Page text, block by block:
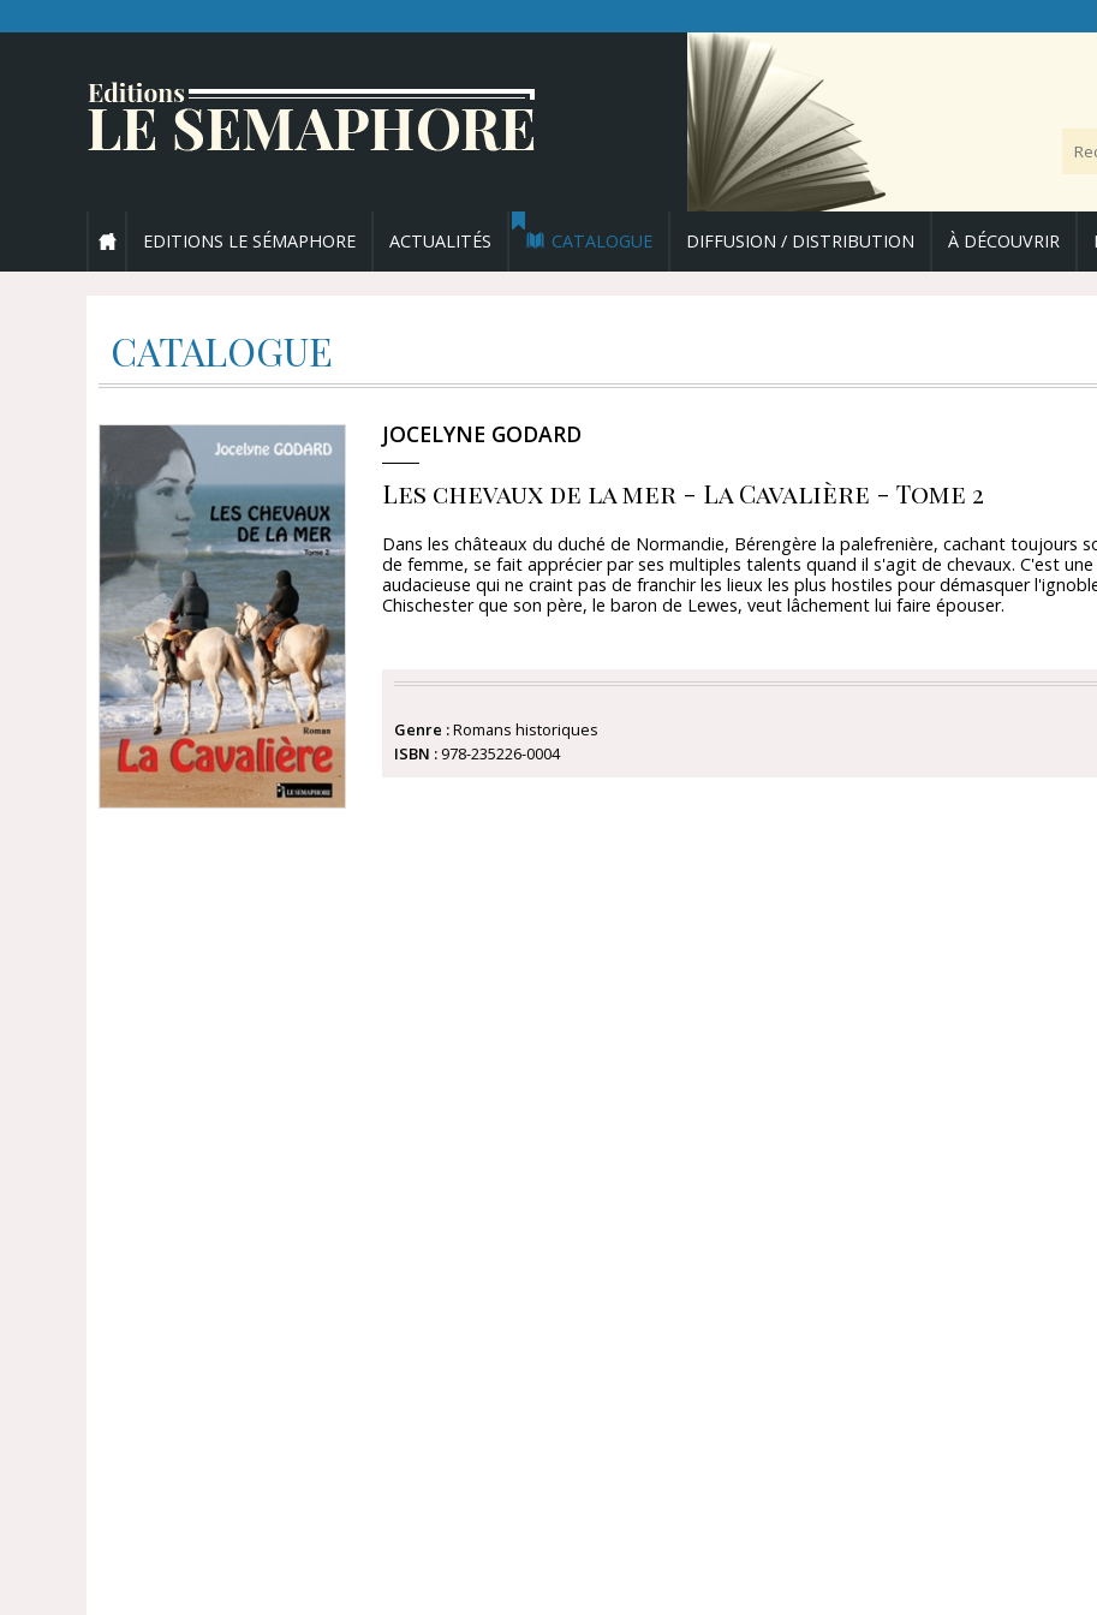
EDITIONS LE SÉMAPHORE ACTUALITÉS CATALOGUE DIFFUSION / DISTRIBUTION À DÉCOUVRIR
CATALOGUE
JOCELYNE GODARD
Les chevaux de la mer - La Cavalière - Tome 2
Dans les châteaux du duché de Normandie, Bérengère la palefrenière, cachant toujours
de femme, se fait apprécier par ses multiples talents quand il s'agit de chevaux. C'est une
audacieuse qui ne craint pas de franchir les lieux les plus hostiles pour démasquer
Chischester que son père, le baron de Lewes, veut lâchement lui faire épouser.
Genre :Romans historiques
ISBN : 978-235226-0004